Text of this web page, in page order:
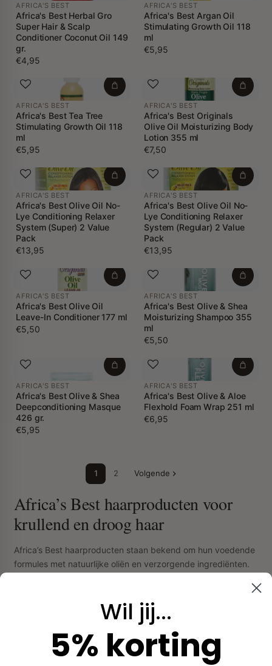
AFRICA'S BEST
Africa's Best Herbal Gro
Super Hair & Scalp
Conditioner Coconut Oil 149
gr.
€4,95
AFRICA'S BEST
Africa's Best Argan Oil
Stimulating Growth Oil 118
ml
€5,95
AFRICA'S BEST
Africa's Best Tea Tree
Stimulating Growth Oil 118
ml
€5,95
AFRICA'S BEST
Africa's Best Originals
Olive Oil Moisturizing Body
Lotion 355 ml
€7,50
AFRICA'S BEST
Africa's Best Olive Oil No-
Lye Conditioning Relaxer
System (Super) 2 Value
Pack
€13,95
AFRICA'S BEST
Africa's Best Olive Oil No-
Lye Conditioning Relaxer
System (Regular) 2 Value
Pack
€13,95
AFRICA'S BEST
Africa's Best Olive Oil
Leave-In Conditioner 177 ml
€5,50
AFRICA'S BEST
Africa's Best Olive & Shea
Moisturizing Shampoo 355
ml
€5,50
AFRICA'S BEST
Africa's Best Olive & Shea
Deepconditioning Masque
426 gr.
€5,95
AFRICA'S BEST
Africa's Best Olive & Aloe
Flexhold Foam Wrap 251 ml
€6,95
1 2 Volgende
Africa’s Best haarproducten voor
krullend en droog haar
Africa’s Best haarproducten staan bekend om hun voedende
formules met natuurlijke oliën en verzorgende ingrediënten.
versterken en zachter te maken.
Van conditioners en shampoos tot leave-in producten en hair
treatments: Africa’s Best biedt alles wat je nodig hebt voor
gezond, glanzend en sterk haar.
Wil jij...
5% korting